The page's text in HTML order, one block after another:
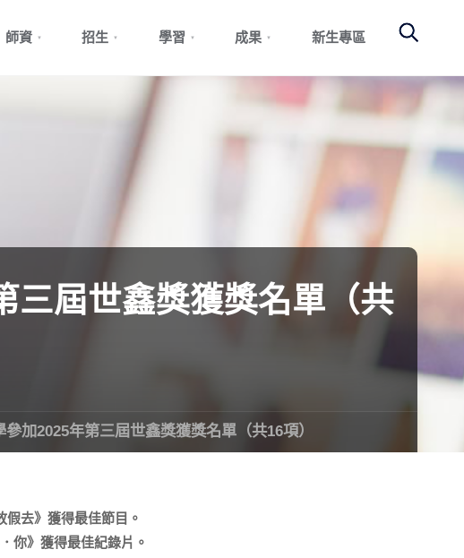
師資 招生 學習 成果 新生專區
三屆世鑫獎獲獎名單（共
加2025年第三屆世鑫獎獲獎名單（共16項）
去》獲得最佳節目。
你》獲得最佳紀錄片。